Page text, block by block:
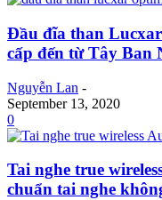
Đầu đĩa than
cấp đến từ Tây Ban
Nguyễn Lan -
September 13, 2020
0
Tai nghe true
chuẩn tai nghe